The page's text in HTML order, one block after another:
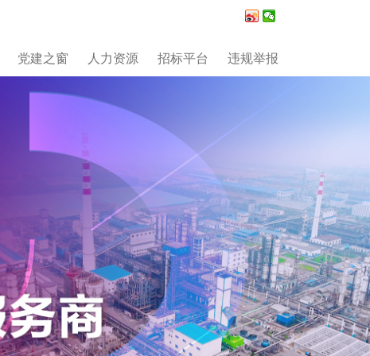
党建之窗 人力资源 招标平台 违规举报